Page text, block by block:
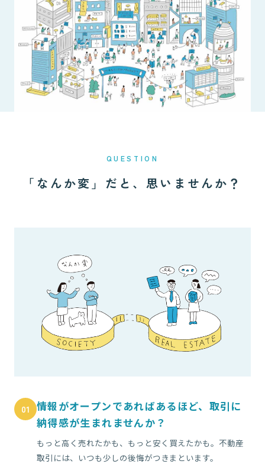
QUESTION
「なんか変」だと、思いませんか？
01
情報がオープンであればあるほど、取引に
納得感が生まれませんか？
もっと高く売れたかも、もっと安く買えたかも。不動産
取引には、いつも少しの後悔がつきまといます。